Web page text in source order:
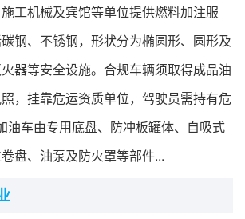
工机械及宾馆等单位提供燃料加注服
钢、不锈钢，形状分为椭圆形、圆形及
器等安全设施。合规车辆须取得成品油
，挂靠危运资质单位，驾驶员需持有危
油车由专用底盘、防冲板罐体、自吸式
盘、油泵及防火罩等部件...